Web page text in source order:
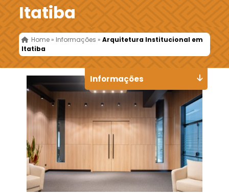
Itatiba
Home » Informações »Arquitetura Institucional em
Itatiba
Informações